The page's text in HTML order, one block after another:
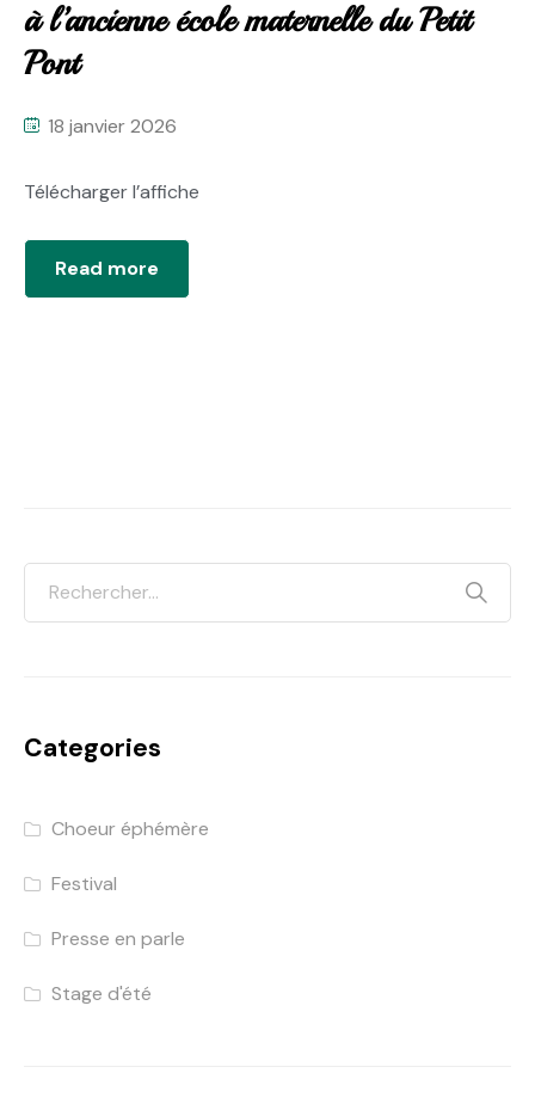
à l’ancienne école maternelle du Petit
Pont
18 janvier 2026
Télécharger l’affiche
Read more
Categories
Choeur éphémère
Festival
Presse en parle
Stage d'été